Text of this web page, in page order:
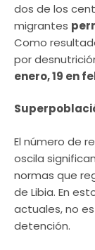
dos de los
migrantes
Como
por
enero, 19 en
El número de
oscila
normas que
de Libia. En
actuales, no
detención.